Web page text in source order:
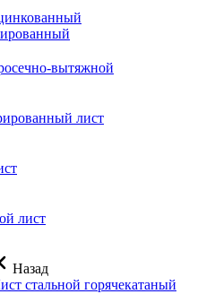
вытяжной
лист
лист
Назад
стальной горячекатаный